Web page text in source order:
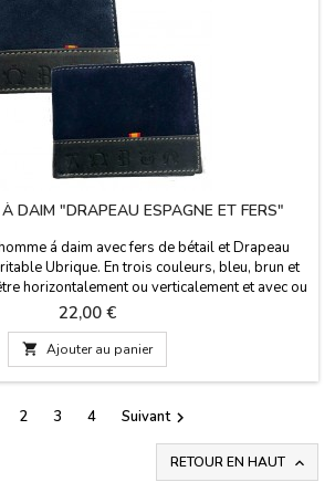
DAIM "DRAPEAU ESPAGNE ET FERS"
á daim avec fers de bétail et Drapeau
Ubrique. En trois couleurs, bleu, brun et
horizontalement ou verticalement et avec ou
. Fabriqué en Espagne. Dimensions: 11cm x
fermeture. 11cm x 8.5cm horizontalement
avec fermeture éclair.
Prix
22,00 €
 Ajouter au panier
2 3 4 Suivant
RETOUR EN HAUT 